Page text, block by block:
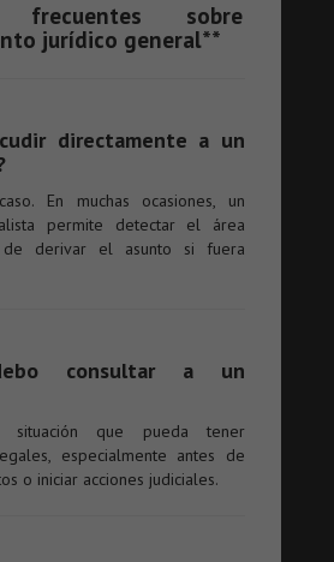
frecuentes sobre
jurídico general**
directamente a un
En muchas ocasiones, un
permite detectar el área
de derivar el asunto si fuera
consultar a un
situación que pueda tener
especialmente antes de
o iniciar acciones judiciales.